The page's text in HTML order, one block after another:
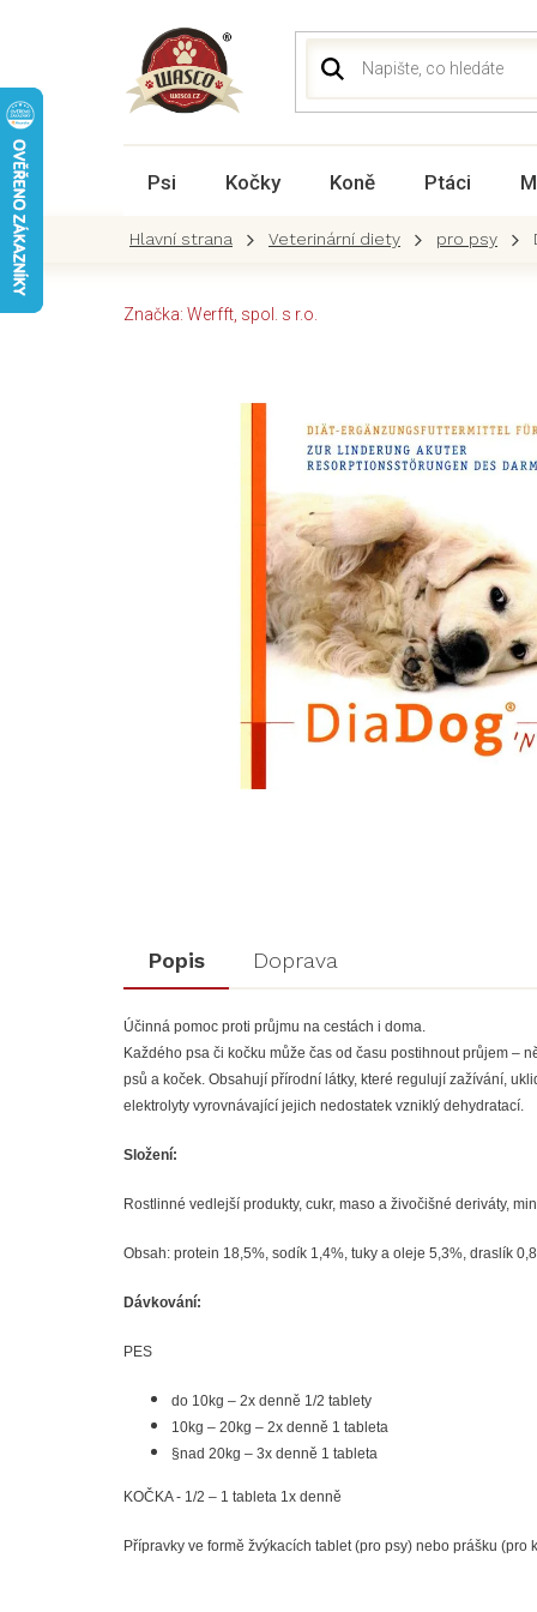
Psi Kočky Koně Ptáci
Veterinární diety pro psy
Značka: Werfft, spol. s r.o.
Popis Doprava
Účinná pomoc proti průjmu na cestách i doma.
Každého psa či kočku může čas od času postihnout průjem –
psů a koček. Obsahují přírodní látky, které regulují zažívání,
elektrolyty vyrovnávající jejich nedostatek vzniklý dehydratací.
Složení:
Rostlinné vedlejší produkty, cukr, maso a živočišné deriváty,
Obsah: protein 18,5%, sodík 1,4%, tuky a oleje 5,3%, draslík
Dávkování:
PES
do 10kg – 2x denně 1/2 tablety
10kg – 20kg – 2x denně 1 tableta
§nad 20kg – 3x denně 1 tableta
KOČKA - 1/2 – 1 tableta 1x denně
Přípravky ve formě žvýkacích tablet (pro psy) nebo prášku